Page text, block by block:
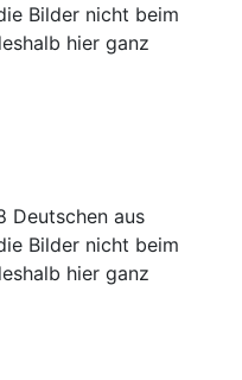
Deutschen aus
Bilder nicht beim
hier ganz